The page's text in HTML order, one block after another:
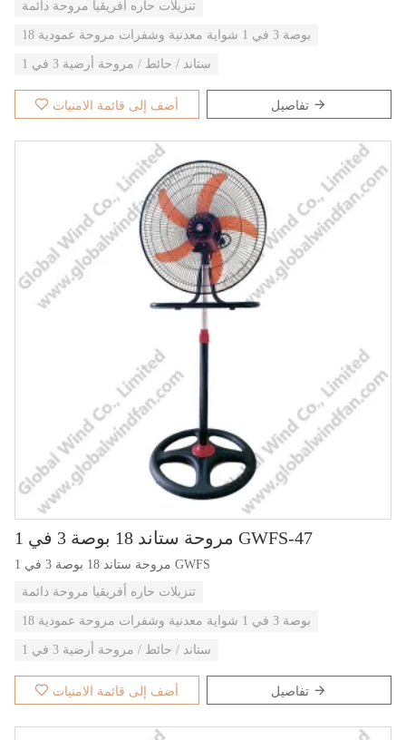
تنزيلات حاره أفريقيا مروحة دائمة
18 بوصة 3 في 1 شواية معدنية وشفرات مروحة عمودية
ستاند / حائط / مروحة أرضية 3 في 1
أضف إلى قائمة الامنيات تفاصيل
مروحة ستاند 18 بوصة 3 في 1 GWFS-47
مروحة ستاند 18 بوصة 3 في 1 GWFS
تنزيلات حاره أفريقيا مروحة دائمة
18 بوصة 3 في 1 شواية معدنية وشفرات مروحة عمودية
ستاند / حائط / مروحة أرضية 3 في 1
أضف إلى قائمة الامنيات تفاصيل